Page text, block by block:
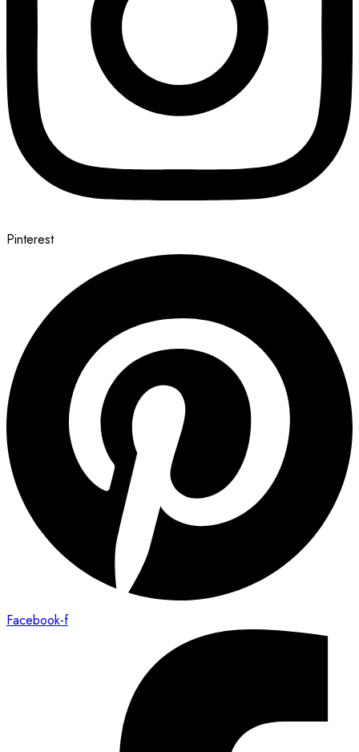
Pinterest
Facebook-f